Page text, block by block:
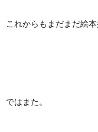
これからもまだまだ絵
ではまた。